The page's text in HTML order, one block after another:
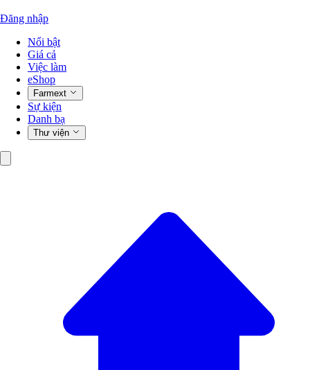
Đăng nhập
Nổi bật
Giá cả
Việc làm
eShop
Farmext
Sự kiện
Danh bạ
Thư viện